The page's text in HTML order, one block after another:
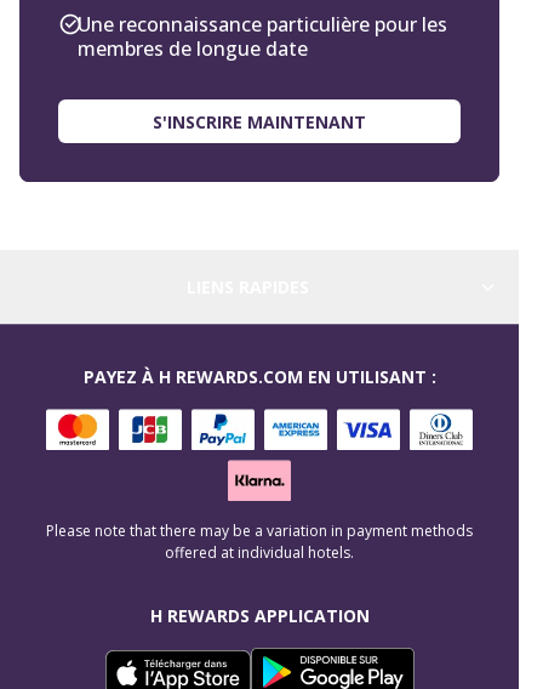
Une reconnaissance particulière pour les
membres de longue date
S'INSCRIRE MAINTENANT
H REWARDS APPLICATION
PAYEZ À H REWARDS.COM EN UTILISANT :
Please note that there may be a variation in payment methods
offered at individual hotels.